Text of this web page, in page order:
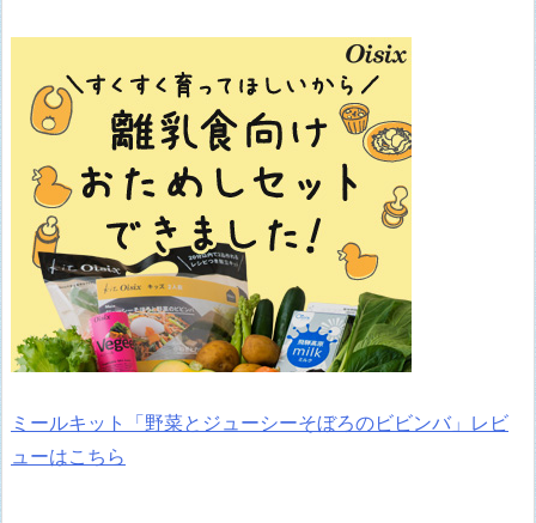
ミールキット「野菜とジューシーそぼろのビビンバ」レビ
ューはこちら